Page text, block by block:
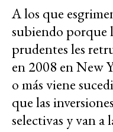
A los que
subiendo porque
prudentes les
en 2008 en New
o más viene
que las
selectivas y van a